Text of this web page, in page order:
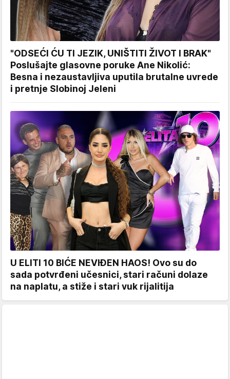
"ODSEĆI ĆU TI JEZIK, UNIŠTITI ŽIVOT I BRAK"
Poslušajte glasovne poruke Ane Nikolić:
Besna i nezaustavljiva uputila brutalne uvrede
i pretnje Slobinoj Jeleni
U ELITI 10 BIĆE NEVIĐEN HAOS! Ovo su do
sada potvrđeni učesnici, stari računi dolaze
na naplatu, a stiže i stari vuk rijalitija